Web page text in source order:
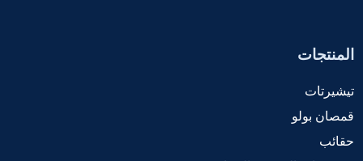
المنتجات
تيشيرتات
قمصان بولو
حقائب